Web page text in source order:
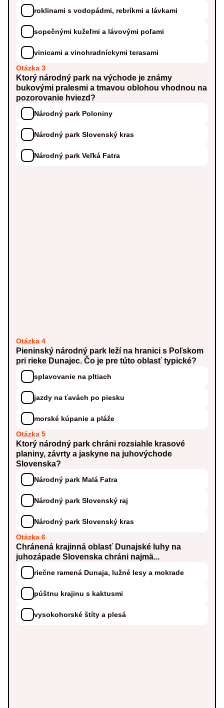
roklinami s vodopádmi, rebríkmi a lávkami
sopečnými kužeľmi a lávovými poľami
vinicami a vinohradníckymi terasami
Otázka 3
Ktorý národný park na východe je známy
bukovými pralesmi a tmavou oblohou vhodnou na
pozorovanie hviezd?
Národný park Poloniny
Národný park Slovenský kras
Národný park Veľká Fatra
Otázka 4
Pieninský národný park leží na hranici s Poľskom
pri rieke Dunajec. Čo je pre túto oblasť typické?
splavovanie na pltiach
jazdy na ťavách po piesku
morské kúpanie a pláže
Otázka 5
Ktorý národný park chráni rozsiahle krasové
planiny, závrty a jaskyne na juhovýchode
Slovenska?
Národný park Malá Fatra
Národný park Slovenský raj
Národný park Slovenský kras
Otázka 6
Chránená krajinná oblasť Dunajské luhy na
juhozápade Slovenska chráni najmä...
riečne ramená Dunaja, lužné lesy a mokrade
púštnu krajinu s kaktusmi
vysokohorské štíty a plesá